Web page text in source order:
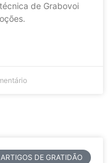
de Grabovoi
ARTIGOS DE GRATIDÃO